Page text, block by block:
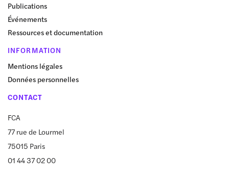
Publications
Événements
Ressources et documentation
INFORMATION
Mentions légales
Données personnelles
CONTACT
FCA
77 rue de Lourmel
75015 Paris
01 44 37 02 00